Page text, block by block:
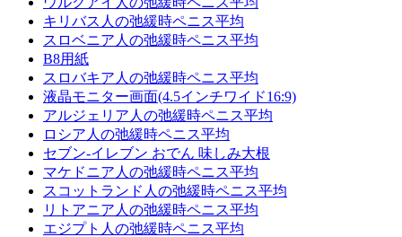
キリバス人の弛緩時ペニス平均
スロベニア人の弛緩時ペニス平均
B8用紙
スロバキア人の弛緩時ペニス平均
液晶モニター画面(4.5インチワイド16:9)
アルジェリア人の弛緩時ペニス平均
ロシア人の弛緩時ペニス平均
セブン-イレブン おでん 味しみ大根
マケドニア人の弛緩時ペニス平均
スコットランド人の弛緩時ペニス平均
リトアニア人の弛緩時ペニス平均
エジプト人の弛緩時ペニス平均